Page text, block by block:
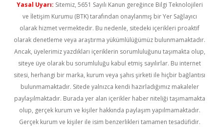
Yasal Uyarı: Sitemiz, 5651 Sayılı Kanun gereğince Bilgi Teknolojileri
ve İletişim Kurumu (BTK) tarafından onaylanmış bir Yer Sağlayıcı
olarak hizmet vermektedir. Bu nedenle, sitedeki içerikleri proaktif
olarak denetleme veya araştırma yükümlülüğümüz bulunmamaktadır.
Ancak, üyelerimiz yazdıkları içeriklerin sorumluluğunu taşımakta olup,
siteye üye olarak bu sorumluluğu kabul etmiş sayılırlar. Bu internet
sitesi, herhangi bir marka, kurum veya şahıs şirketi ile hiçbir bağlantısı
bulunmamaktadır. Sitede yalnızca kendi hazırladığımız makaleler
paylaşılmaktadır. Burada yer alan içerikler haber niteliği taşımamakta
olup, gerçek kurum ve kişiler hakkında paylaşım yapılmamaktadır.
Gerçek kurum ve kişiler ile isim benzerlikleri tamamen tesadüfidir.